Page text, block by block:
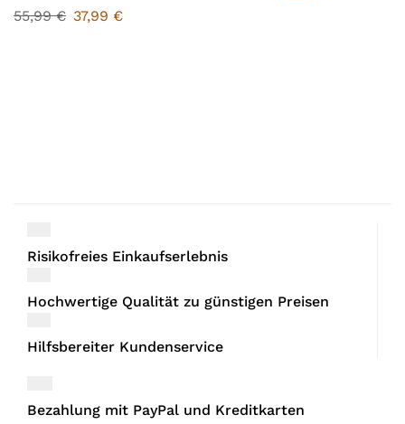
55,99€ 37,99 €
Risikofreies Einkaufserlebnis
Hochwertige Qualität zu günstigen Preisen
Hilfsbereiter Kundenservice
Bezahlung mit PayPal und Kreditkarten